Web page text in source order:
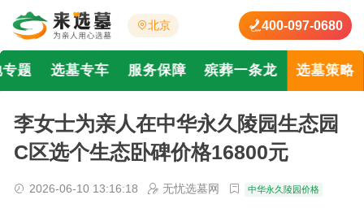
北京 400-097-0680
题 选墓专车 服务保障 殡葬一条龙 选墓策略
李女士为亲人在中华永久陵园生态园
C区选个生态卧碑价格16800元
2026-06-10 13:16:18 无忧选墓网 中华永久陵园价格